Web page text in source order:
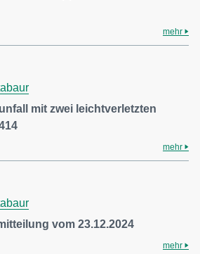
mehr
mit zwei leichtverletzten
mehr
vom 23.12.2024
mehr